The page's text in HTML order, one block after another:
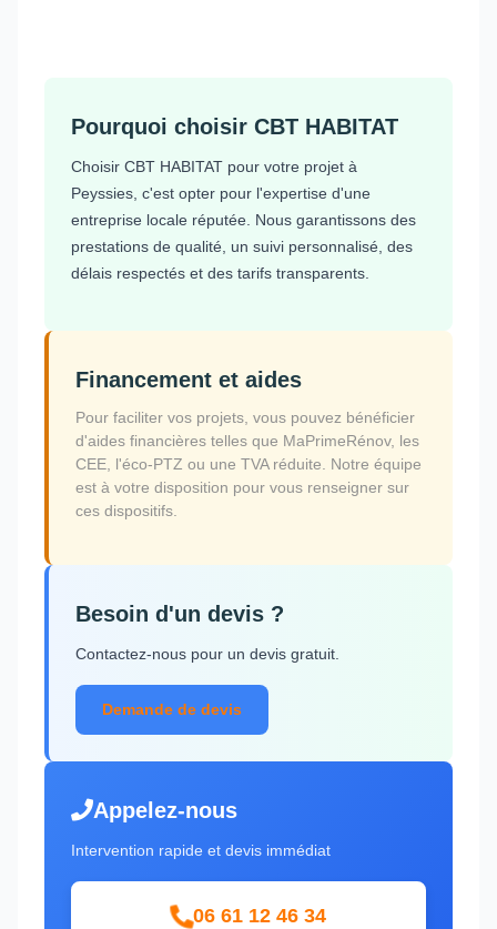
Pourquoi choisir CBT HABITAT
Choisir CBT HABITAT pour votre projet à
Peyssies, c'est opter pour l'expertise d'une
entreprise locale réputée. Nous garantissons des
prestations de qualité, un suivi personnalisé, des
délais respectés et des tarifs transparents.
Financement et aides
Pour faciliter vos projets, vous pouvez bénéficier
d'aides financières telles que MaPrimeRénov, les
CEE, l'éco-PTZ ou une TVA réduite. Notre équipe
est à votre disposition pour vous renseigner sur
ces dispositifs.
Besoin d'un devis ?
Contactez-nous pour un devis gratuit.
Demande de devis
Appelez-nous
Intervention rapide et devis immédiat
06 61 12 46 34